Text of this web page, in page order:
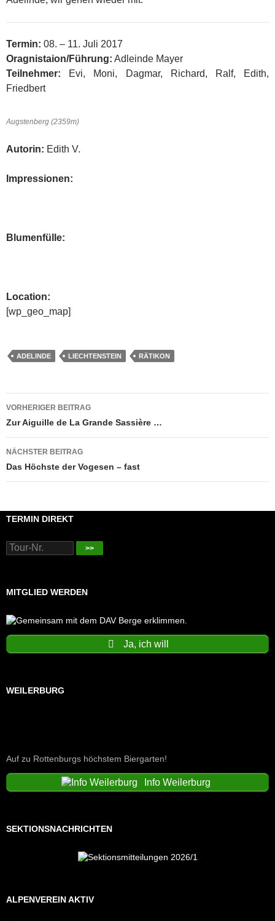
Termin: 08. – 11. Juli 2017
Oragnistaion/Führung: Adleinde Mayer
Teilnehmer: Evi, Moni, Dagmar, Richard, Ralf, Edith,
Friedbert
Augstenberg (2359m)
Autorin: Edith V.
Impressionen:
Blumenfülle:
Location:
[wp_geo_map]
ADELINDE LIECHTENSTEIN RÄTIKON
Beitragsnavigation
VORHERIGER BEITRAG
Zur Aiguille de La Grande Sassière …
NÄCHSTER BEITRAG
Das Höchste der Vogesen – fast
TERMIN DIREKT
>>
MITGLIED WERDEN
Ja, ich will
WEILERBURG
Auf zu Rottenburgs höchstem Biergarten!
Info Weilerburg
SEKTIONSNACHRICHTEN
ALPENVEREIN AKTIV